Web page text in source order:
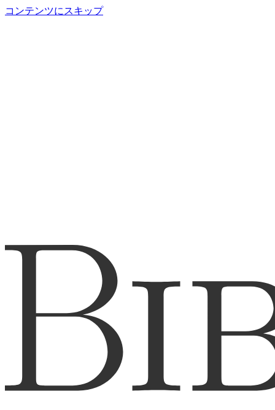
コンテンツにスキップ